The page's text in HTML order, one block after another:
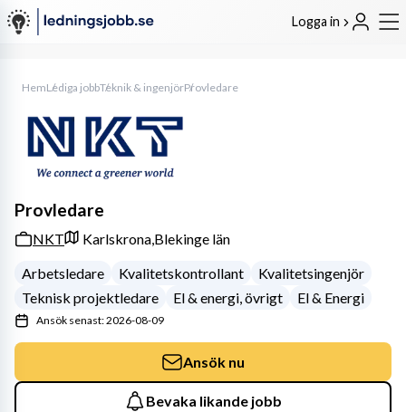
Logga in
HemLediga jobbTeknik & ingenjörProvledare
Provledare
NKT Karlskrona,Blekinge län
Arbetsledare
Kvalitetskontrollant
Kvalitetsingenjör
Teknisk projektledare
El & energi, övrigt El & Energi
Ansök senast: 2026-08-09
Ansök nu
Bevaka likande jobb